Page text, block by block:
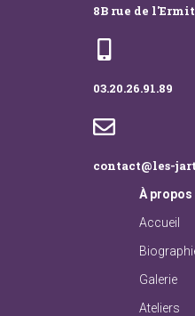
8B rue de
03.20.26.91.89
contact@les-
À propos
Accueil
Galerie
Ateliers